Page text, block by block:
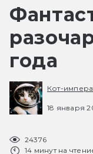
года
Кот-
18 января
24376
14 минут на